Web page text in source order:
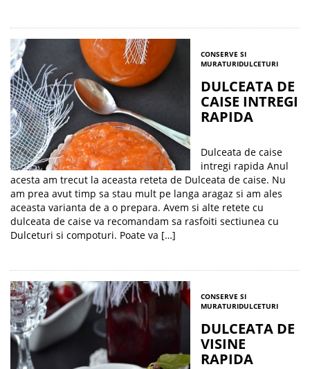
CONSERVE SI
MURATURIDULCETURI
DULCEATA DE
CAISE INTREGI
RAPIDA
Dulceata de caise
intregi rapida Anul
acesta am trecut la aceasta reteta de Dulceata de caise. Nu
am prea avut timp sa stau mult pe langa aragaz si am ales
aceasta varianta de a o prepara. Avem si alte retete cu
dulceata de caise va recomandam sa rasfoiti sectiunea cu
Dulceturi si compoturi. Poate va […]
CONSERVE SI
MURATURIDULCETURI
DULCEATA DE
VISINE
RAPIDA